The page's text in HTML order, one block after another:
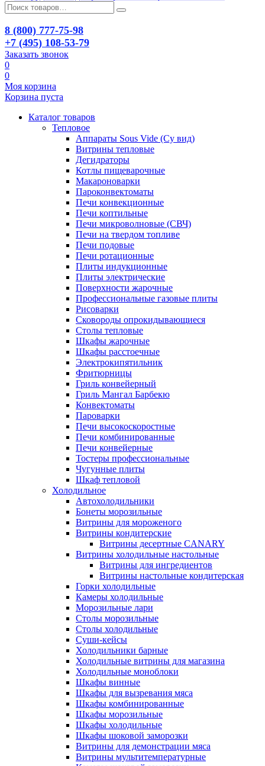
8 (800) 777-75-98
+7 (495) 108-53-79
Заказать звонок
0
0
Моя корзина
Корзина пуста
Каталог товаров
Тепловое
Аппараты Sous Vide (Су вид)
Витрины тепловые
Дегидраторы
Котлы пищеварочные
Макароноварки
Пароконвектоматы
Печи конвекционные
Печи коптильные
Печи микроволновые (СВЧ)
Печи на твердом топливе
Печи подовые
Печи ротационные
Плиты индукционные
Плиты электрические
Поверхности жарочные
Профессиональные газовые плиты
Рисоварки
Сковороды опрокидывающиеся
Столы тепловые
Шкафы жарочные
Шкафы расстоечные
Электрокипятильник
Фритюрницы
Гриль конвейерный
Гриль Мангал Барбекю
Конвектоматы
Пароварки
Печи высокоскоростные
Печи комбинированные
Печи конвейерные
Тостеры профессиональные
Чугунные плиты
Шкаф тепловой
Холодильное
Автохолодильники
Бонеты морозильные
Витрины для мороженого
Витрины кондитерские
Витрины десертные CANARY
Витрины холодильные настольные
Витрины для ингредиентов
Витрины настольные кондитерская
Горки холодильные
Камеры холодильные
Морозильные лари
Столы морозильные
Столы холодильные
Суши-кейсы
Холодильники барные
Холодильные витрины для магазина
Холодильные моноблоки
Шкафы винные
Шкафы для вызревания мяса
Шкафы комбинированные
Шкафы морозильные
Шкафы холодильные
Шкафы шоковой заморозки
Витрины для демонстрации мяса
Витрины мультитемпературные